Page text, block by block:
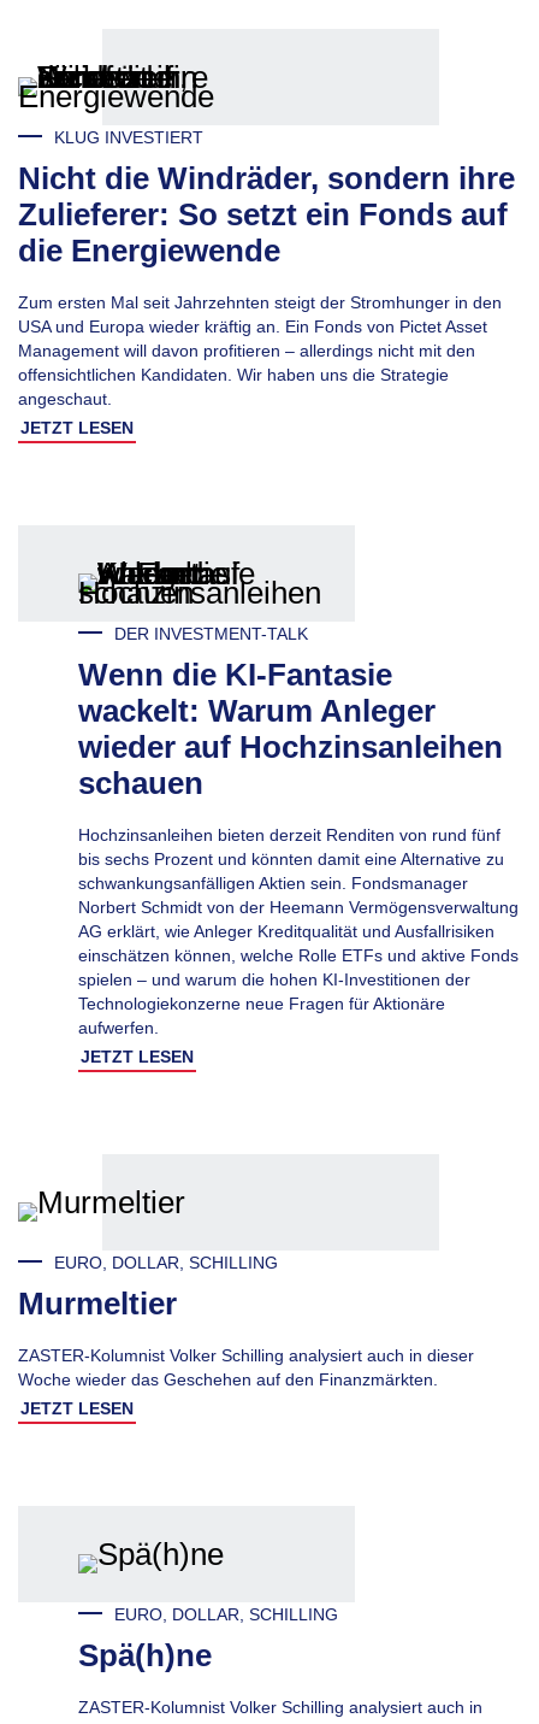
KLUG INVESTIERT
Nicht die Windräder, sondern ihre
Zulieferer: So setzt ein Fonds auf
die Energiewende
Zum ersten Mal seit Jahrzehnten steigt der Stromhunger in den
USA und Europa wieder kräftig an. Ein Fonds von Pictet Asset
Management will davon profitieren – allerdings nicht mit den
offensichtlichen Kandidaten. Wir haben uns die Strategie
angeschaut.
JETZT LESEN
DER INVESTMENT-TALK
Wenn die KI-Fantasie
wackelt: Warum Anleger
wieder auf Hochzinsanleihen
schauen
Hochzinsanleihen bieten derzeit Renditen von rund fünf
bis sechs Prozent und könnten damit eine Alternative zu
schwankungsanfälligen Aktien sein. Fondsmanager
Norbert Schmidt von der Heemann Vermögensverwaltung
AG erklärt, wie Anleger Kreditqualität und Ausfallrisiken
einschätzen können, welche Rolle ETFs und aktive Fonds
spielen – und warum die hohen KI-Investitionen der
Technologiekonzerne neue Fragen für Aktionäre
aufwerfen.
JETZT LESEN
EURO, DOLLAR, SCHILLING
Murmeltier
ZASTER-Kolumnist Volker Schilling analysiert auch in dieser
Woche wieder das Geschehen auf den Finanzmärkten.
JETZT LESEN
EURO, DOLLAR, SCHILLING
Spä(h)ne
ZASTER-Kolumnist Volker Schilling analysiert auch in